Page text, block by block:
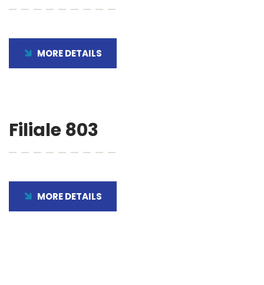
MORE DETAILS
Filiale 803
MORE DETAILS